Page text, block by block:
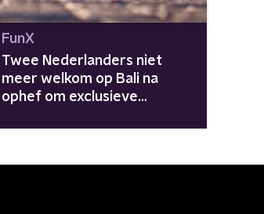
FunX
Twee Nederlanders niet
meer welkom op Bali na
ophef om exclusieve
moderne kolonisten"